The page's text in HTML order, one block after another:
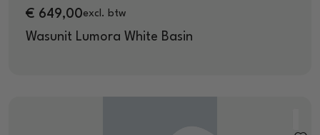
Wasunit Lumora White Basin
€ 649,00excl. btw